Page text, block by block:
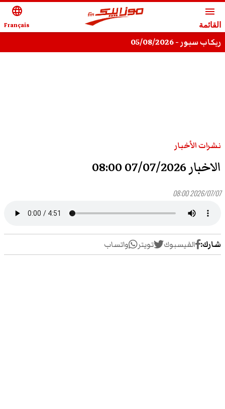
menu
القائمة
language
Français
ريكاب سبور - 05/08/2026
نشرات الأخبار
الاخبار 07/07/2026 08:00
2026/07/07 08:00
شارك: الفيسبوك تويتر واتساب